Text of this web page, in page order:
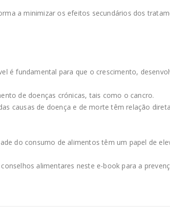
a minimizar os efeitos secundários dos
é fundamental para que o crescimento,
de doenças crónicas, tais como o cancro.
causas de doença e de morte têm relação
do consumo de alimentos têm um papel de
conselhos alimentares neste e-book para a